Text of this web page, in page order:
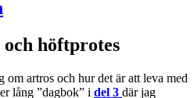
höftprotes
artros och hur det är att leva med
lång ”dagbok” i del 3 där jag